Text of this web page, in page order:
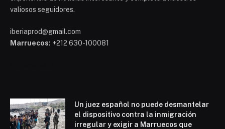
valiosos seguidores.
iberiaprod@gmail.com
Marruecos: +212 630-100081
Un juez español no puede desmantelar
el dispositivo contra la inmigración
irregular y exigir a Marruecos que